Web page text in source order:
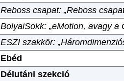
Reboss csapat: „Reboss
BolyaiSokk: „eMotion, avagy a
ESZI szakkör:
Ebéd
Délutáni szekció